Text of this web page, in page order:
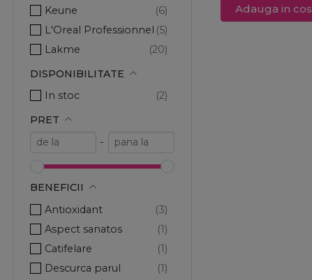
Keune
L'Oreal Professionnel
Lakme
Londa Professional
Pachete Promo
DISPONIBILITATE
In stoc
PRET
-
BENEFICII
Antioxidant
Aspect sanatos
Catifelare
Descurca parul
Adauga in cos